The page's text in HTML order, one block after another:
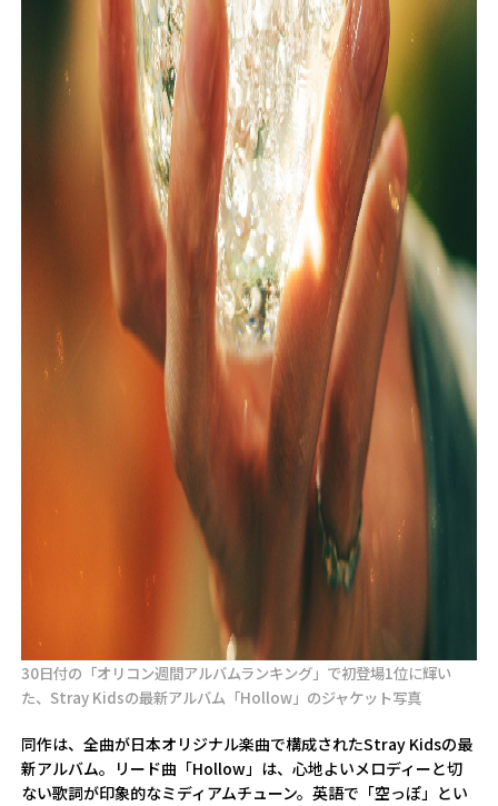
30日付の「オリコン週間アルバムランキング」で初登場1位に輝い
た、Stray Kidsの最新アルバム「Hollow」のジャケット写真
同作は、全曲が日本オリジナル楽曲で構成されたStray Kidsの最
新アルバム。リード曲「Hollow」は、心地よいメロディーと切
ない歌詞が印象的なミディアムチューン。英語で「空っぽ」とい